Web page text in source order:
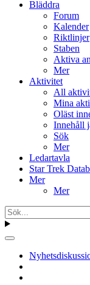
Bläddra
Forum
Kalender
Riktlinjer
Staben
Aktiva
Mer
Aktivitet
All
Mina
Oläst
Innehåll
Sök
Mer
Ledartavla
Star Trek
Mer
Mer